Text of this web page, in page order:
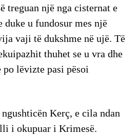
treguan një nga cisternat e
duke u fundosur mes një
vaji të dukshme në ujë. Të
thuhet se u vra dhe
po lëvizte pasi pësoi
Kerç, e cila ndan
i okupuar i Krimesë.